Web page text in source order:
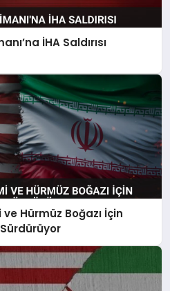
İHA Saldırısı
Hürmüz Boğazı İçin